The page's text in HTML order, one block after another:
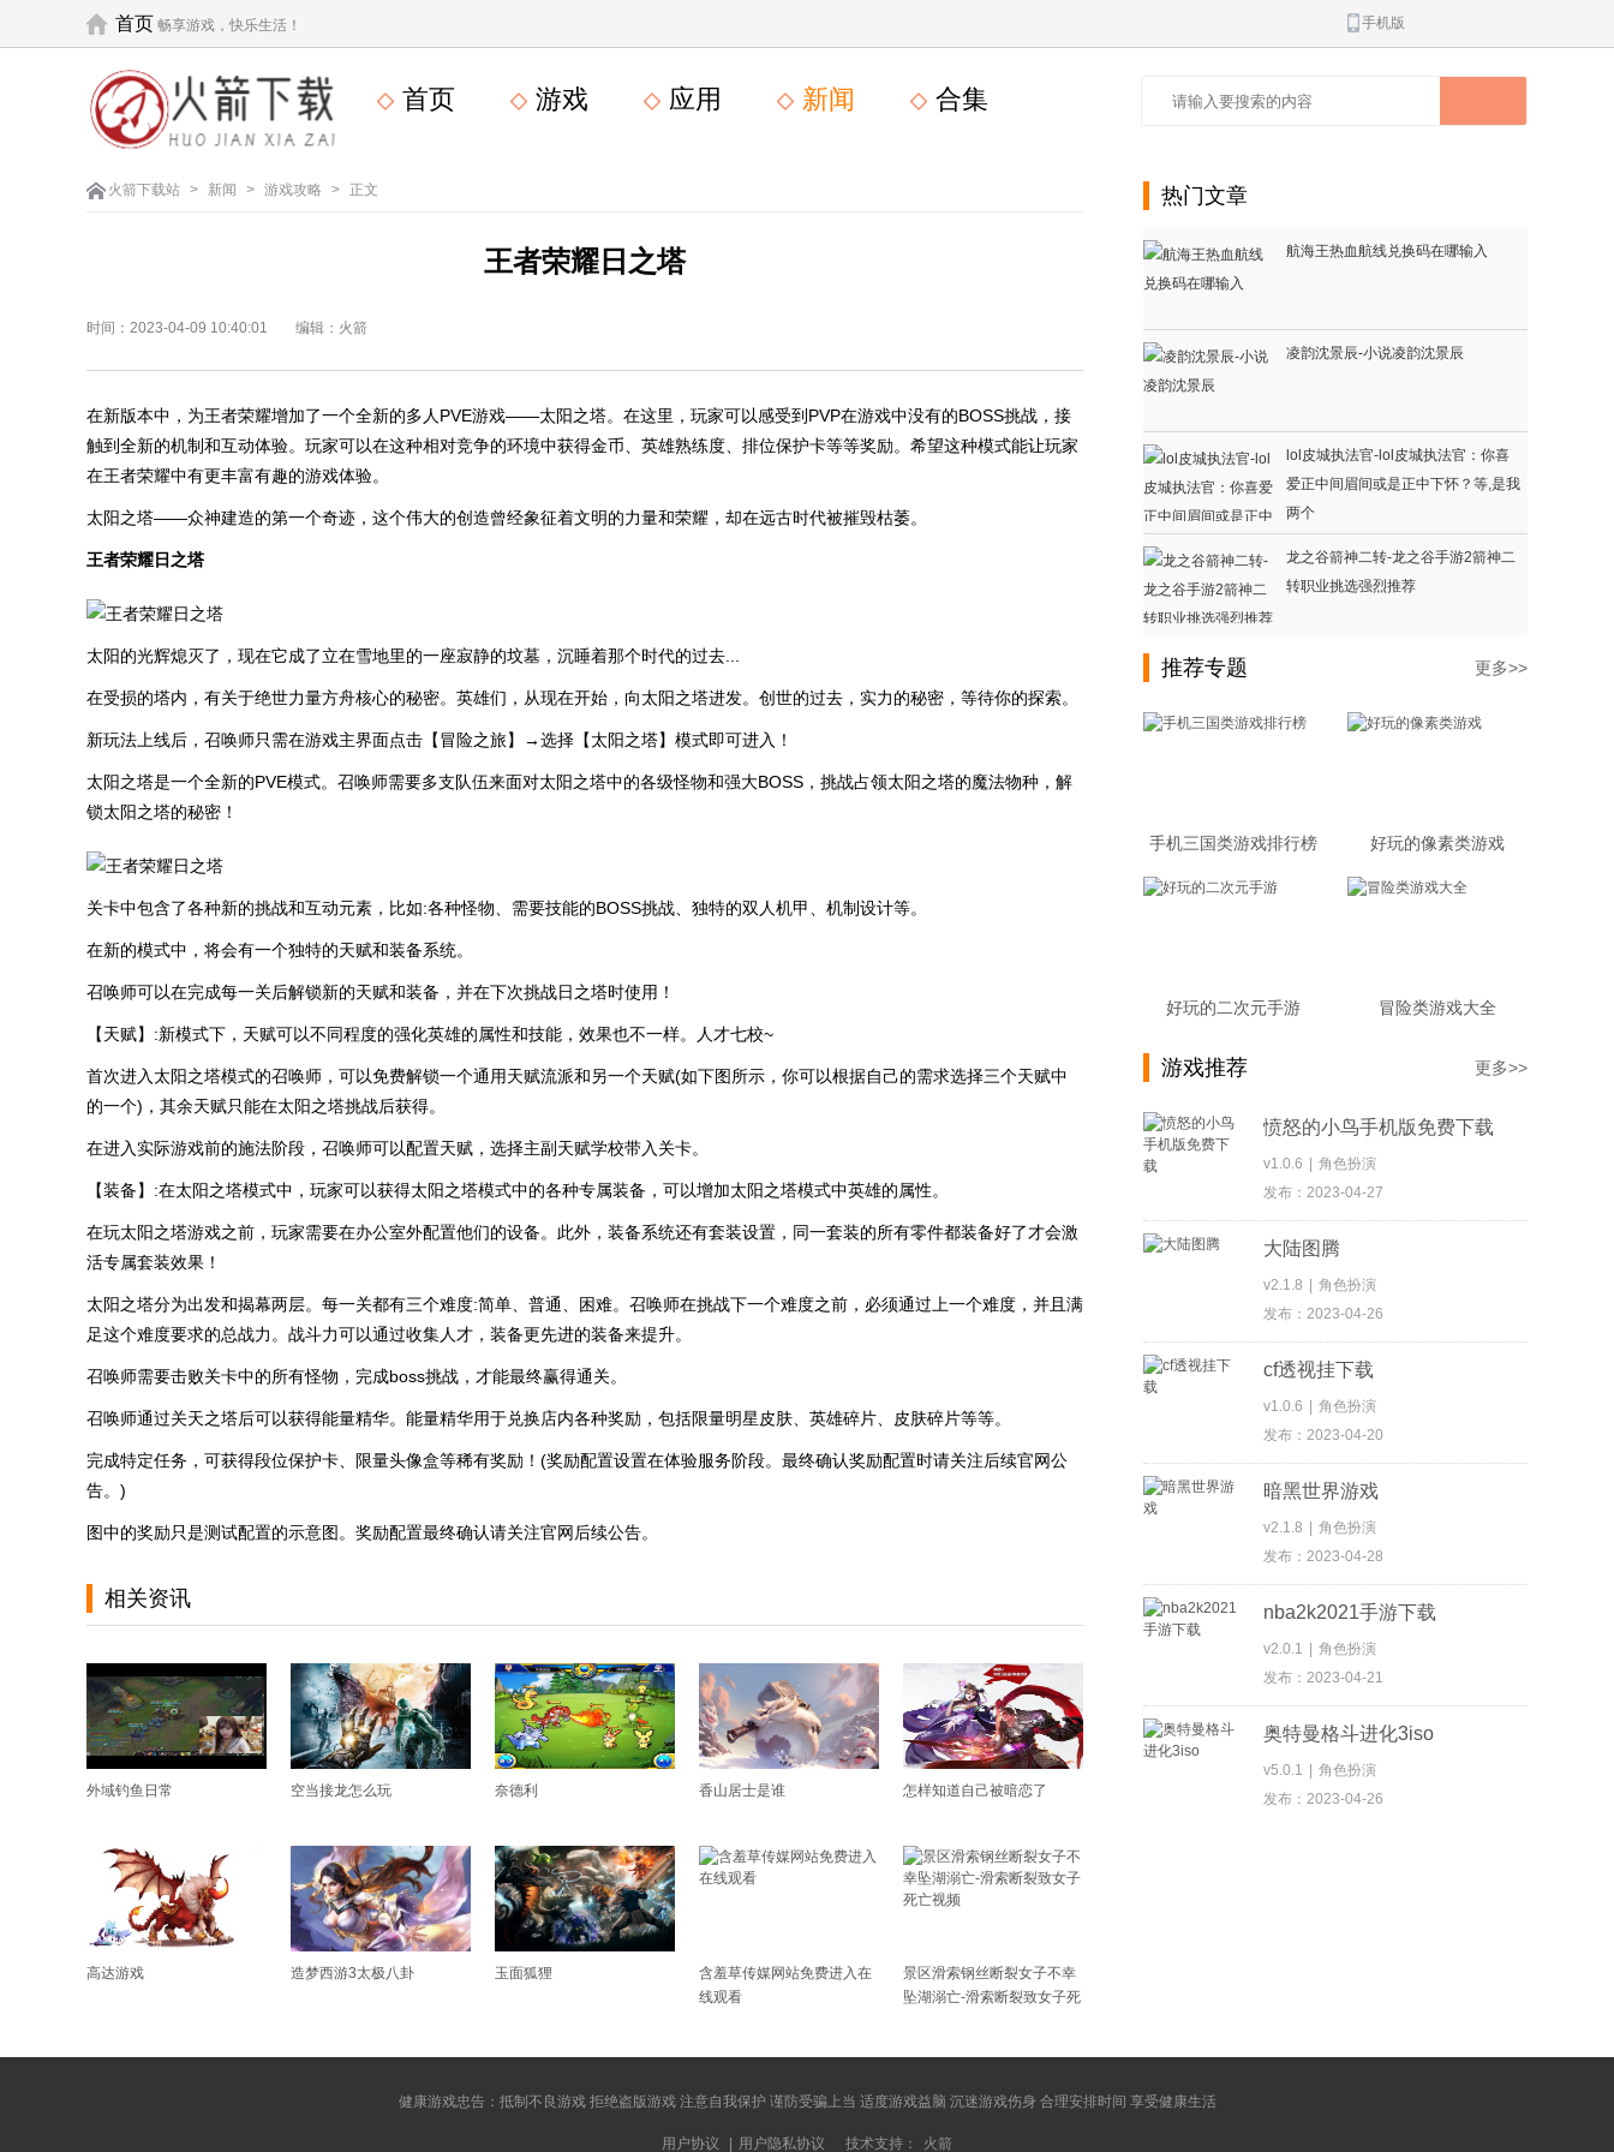
首页 畅享游戏，快乐生活！ 手机版
首页 游戏 应用 新闻 合集
火箭下载站 > 新闻 > 游戏攻略 > 正文
王者荣耀日之塔
时间：2023-04-09 10:40:01 编辑：火箭
在新版本中，为王者荣耀增加了一个全新的多人PVE游戏——太阳之塔。在这里，玩家可以感受到PVP在游戏中没有的BOSS挑战，接
触到全新的机制和互动体验。玩家可以在这种相对竞争的环境中获得金币、英雄熟练度、排位保护卡等等奖励。希望这种模式能让玩家
在王者荣耀中有更丰富有趣的游戏体验。
太阳之塔——众神建造的第一个奇迹，这个伟大的创造曾经象征着文明的力量和荣耀，却在远古时代被摧毁枯萎。
王者荣耀日之塔
太阳的光辉熄灭了，现在它成了立在雪地里的一座寂静的坟墓，沉睡着那个时代的过去...
在受损的塔内，有关于绝世力量方舟核心的秘密。英雄们，从现在开始，向太阳之塔进发。创世的过去，实力的秘密，等待你的探索。
新玩法上线后，召唤师只需在游戏主界面点击【冒险之旅】→选择【太阳之塔】模式即可进入！
太阳之塔是一个全新的PVE模式。召唤师需要多支队伍来面对太阳之塔中的各级怪物和强大BOSS，挑战占领太阳之塔的魔法物种，解
锁太阳之塔的秘密！
关卡中包含了各种新的挑战和互动元素，比如:各种怪物、需要技能的BOSS挑战、独特的双人机甲、机制设计等。
在新的模式中，将会有一个独特的天赋和装备系统。
召唤师可以在完成每一关后解锁新的天赋和装备，并在下次挑战日之塔时使用！
【天赋】:新模式下，天赋可以不同程度的强化英雄的属性和技能，效果也不一样。人才七校~
首次进入太阳之塔模式的召唤师，可以免费解锁一个通用天赋流派和另一个天赋(如下图所示，你可以根据自己的需求选择三个天赋中
的一个)，其余天赋只能在太阳之塔挑战后获得。
在进入实际游戏前的施法阶段，召唤师可以配置天赋，选择主副天赋学校带入关卡。
【装备】:在太阳之塔模式中，玩家可以获得太阳之塔模式中的各种专属装备，可以增加太阳之塔模式中英雄的属性。
在玩太阳之塔游戏之前，玩家需要在办公室外配置他们的设备。此外，装备系统还有套装设置，同一套装的所有零件都装备好了才会激
活专属套装效果！
太阳之塔分为出发和揭幕两层。每一关都有三个难度:简单、普通、困难。召唤师在挑战下一个难度之前，必须通过上一个难度，并且满
足这个难度要求的总战力。战斗力可以通过收集人才，装备更先进的装备来提升。
召唤师需要击败关卡中的所有怪物，完成boss挑战，才能最终赢得通关。
召唤师通过关天之塔后可以获得能量精华。能量精华用于兑换店内各种奖励，包括限量明星皮肤、英雄碎片、皮肤碎片等等。
完成特定任务，可获得段位保护卡、限量头像盒等稀有奖励！(奖励配置设置在体验服务阶段。最终确认奖励配置时请关注后续官网公
告。)
图中的奖励只是测试配置的示意图。奖励配置最终确认请关注官网后续公告。
相关资讯
外域钓鱼日常 空当接龙怎么玩 奈德利 香山居士是谁 怎样知道自己被暗恋了
高达游戏 造梦西游3太极八卦 玉面狐狸
含羞草传媒网站免费进入在
线观看
景区滑索钢丝断裂女子不幸
坠湖溺亡-滑索断裂致女子死
热门文章
航海王热血航线兑换码在哪输入
凌韵沈景辰-小说凌韵沈景辰
lol皮城执法官-lol皮城执法官：你喜
爱正中间眉间或是正中下怀？等,是我
两个
龙之谷箭神二转-龙之谷手游2箭神二
转职业挑选强烈推荐
推荐专题 更多>>
手机三国类游戏排行榜 好玩的像素类游戏
好玩的二次元手游 冒险类游戏大全
游戏推荐 更多>>
愤怒的小鸟手机版免费下载
v1.0.6
角色扮演
发布：2023-04-27
大陆图腾
v2.1.8
角色扮演
发布：2023-04-26
cf透视挂下载
v1.0.6
角色扮演
发布：2023-04-20
暗黑世界游戏
v2.1.8
角色扮演
发布：2023-04-28
nba2k2021手游下载
v2.0.1
角色扮演
发布：2023-04-21
奥特曼格斗进化3iso
v5.0.1
角色扮演
发布：2023-04-26
健康游戏忠告：抵制不良游戏 拒绝盗版游戏 注意自我保护 谨防受骗上当 适度游戏益脑 沉迷游戏伤身 合理安排时间 享受健康生活
用户协议 用户隐私协议 技术支持： 火箭